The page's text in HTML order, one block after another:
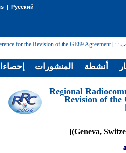
| Русский
:
for the Revision of the GE89 Agreement
[Regional
Revision of the
المنشورات أنشطة